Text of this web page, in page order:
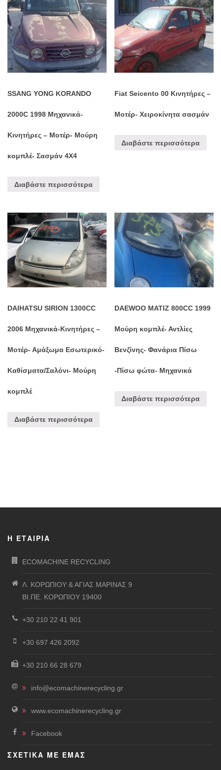
SSANG YONG KORANDO
2000C 1998 Μηχανικά-
Κινητήρες – Μοτέρ- Μούρη
κομπλέ- Σασμάν 4Χ4
Διαβάστε περισσότερα
Fiat Seicento 00 Κινητήρες –
Μοτέρ- Χειροκίνητα σασμάν
Διαβάστε περισσότερα
DAIHATSU SIRION 1300CC
2006 Μηχανικά-Κινητήρες –
Μοτέρ- Αμάξωμα Εσωτερικό-
Καθίσματα/Σαλόνι- Μούρη
κομπλέ
Διαβάστε περισσότερα
DAEWOO MATIZ 800CC 1999
Μούρη κομπλέ- Αντλίες
Βενζίνης- Φανάρια Πίσω
-Πίσω φώτα- Μηχανικά
Διαβάστε περισσότερα
Η ΕΤΑΙΡΊΑ
ECOMACHINE RECYCLING
Λ. ΚΟΡΩΠΙΟΥ & ΑΓΙΑΣ ΜΑΡΙΝΑΣ 9
ΒΙ.ΠΕ. ΚΟΡΩΠΙΟΥ 19400
+30 210 22 41 901
+30 697 426 2092
+30 210 66 28 679
info@ecomachinerecycling.gr
www.ecomachinerecycling.gr
Facebook
ΣΧΕΤΙΚΑ ΜΕ ΕΜΑΣ